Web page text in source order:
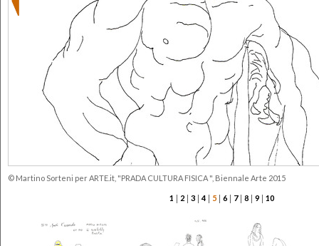
© Martino Sorteni per ARTE.it, "PRADA CULTURA FISICA ", Biennale Arte 2015
1 | 2| 3| 4| 5| 6| 7| 8| 9| 10